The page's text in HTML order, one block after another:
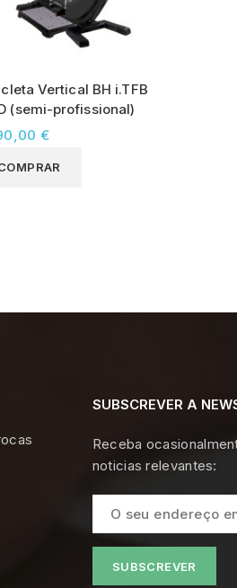
Vertical BH i.TFB
(semi-profissional)
€
SUBSCREVER A
Receba
noticias relevantes: